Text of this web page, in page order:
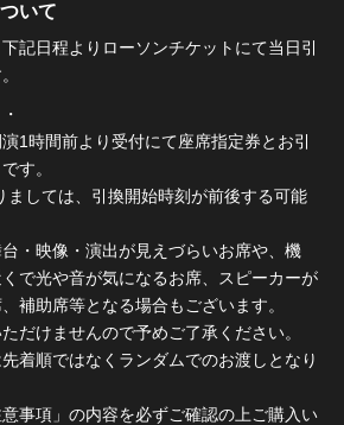
いて
記日程よりローソンチケットにて当日引
・
1時間前より受付にて座席指定券とお引
す。
ましては、引換開始時刻が前後する可能
・映像・演出が見えづらいお席や、機
で光や音が気になるお席、スピーカーが
補助席等となる場合もございます。
だけませんので予めご了承ください。
先着順ではなくランダムでのお渡しとなり
事項」の内容を必ずご確認の上ご購入い